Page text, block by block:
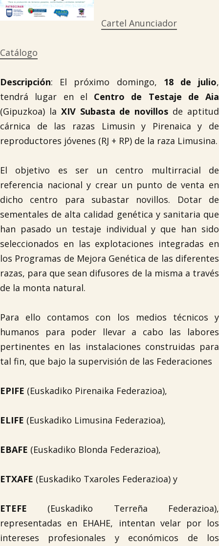
Cartel Anunciador
Catálogo
Descripción: El próximo domingo, 18 de julio,
tendrá lugar en el Centro de Testaje de Aia
(Gipuzkoa) la XIV Subasta de novillos de aptitud
cárnica de las razas Limusin y Pirenaica y de
reproductores jóvenes (RJ + RP) de la raza Limusina.
El objetivo es ser un centro multirracial de
referencia nacional y crear un punto de venta en
dicho centro para subastar novillos. Dotar de
sementales de alta calidad genética y sanitaria que
han pasado un testaje individual y que han sido
seleccionados en las explotaciones integradas en
los Programas de Mejora Genética de las diferentes
razas, para que sean difusores de la misma a través
de la monta natural.
Para ello contamos con los medios técnicos y
humanos para poder llevar a cabo las labores
pertinentes en las instalaciones construidas para
tal fin, que bajo la supervisión de las Federaciones
EPIFE (Euskadiko Pirenaika Federazioa),
ELIFE (Euskadiko Limusina Federazioa),
EBAFE (Euskadiko Blonda Federazioa),
ETXAFE (Euskadiko Txaroles Federazioa) y
ETEFE (Euskadiko Terreña Federazioa),
representadas en EHAHE, intentan velar por los
intereses profesionales y económicos de los